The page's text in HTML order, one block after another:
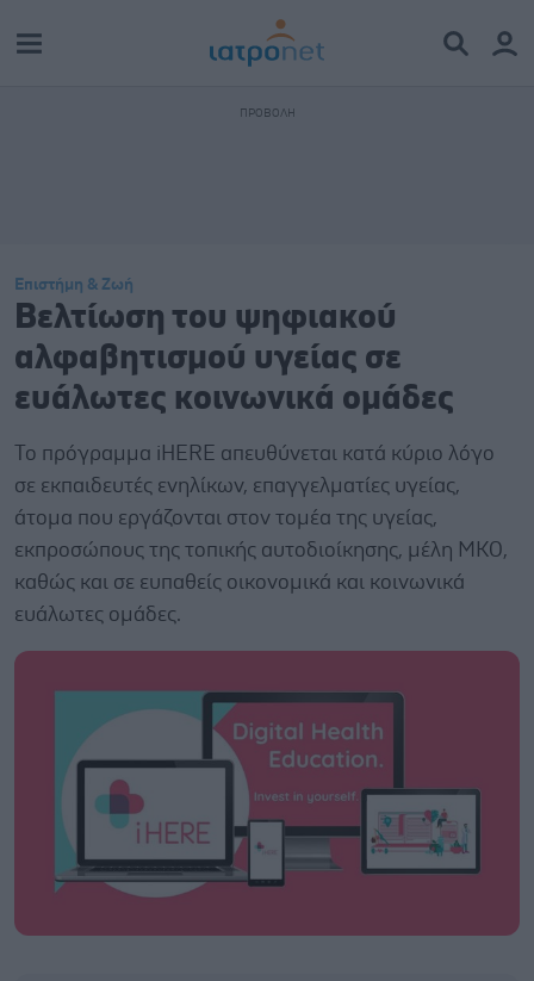
Επιστήμη & Ζωή
Βελτίωση του ψηφιακού
αλφαβητισμού υγείας σε
ευάλωτες κοινωνικά ομάδες
Το πρόγραμμα iHERE απευθύνεται κατά κύριο λόγο
σε εκπαιδευτές ενηλίκων, επαγγελματίες υγείας,
άτομα που εργάζονται στον τομέα της υγείας,
εκπροσώπους της τοπικής αυτοδιοίκησης, μέλη ΜΚΟ,
καθώς και σε ευπαθείς οικονομικά και κοινωνικά
ευάλωτες ομάδες.